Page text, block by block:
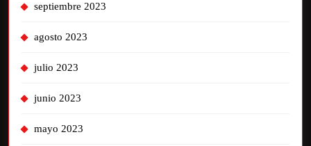
septiembre 2023
agosto 2023
julio 2023
junio 2023
mayo 2023